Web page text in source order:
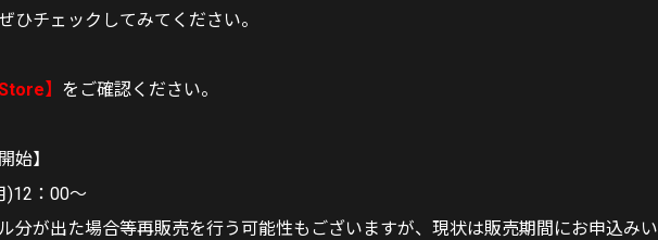
ひチェックしてみてください。
Store】 をご確認ください。
始】
)12：00～
分が出た場合等再販売を行う可能性もございますが、現状は販売期間にお申込みい